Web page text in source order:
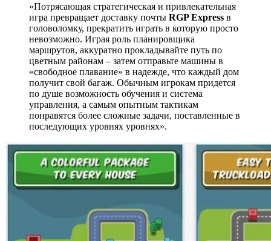
«Потрясающая стратегическая и привлекательная
игра превращает доставку почты RGP Express в
головоломку, прекратить играть в которую просто
невозможно. Играя роль планировщика
маршрутов, аккуратно прокладывайте путь по
цветным районам – затем отправьте машины в
«свободное плавание» в надежде, что каждый дом
получит свой багаж. Обычным игрокам придется
по душе возможность обучения и система
управления, а самым опытным тактикам
понравятся более сложные задачи, поставленные в
последующих уровнях уровнях».